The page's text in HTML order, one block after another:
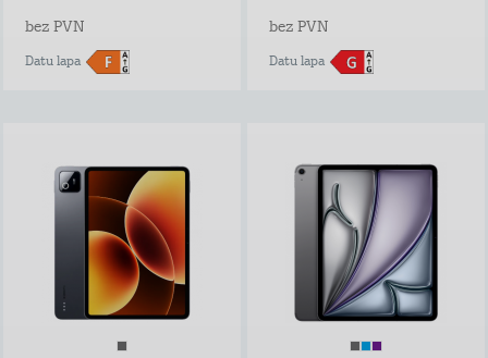
bez PVN
Datu lapa
bez PVN
Datu lapa